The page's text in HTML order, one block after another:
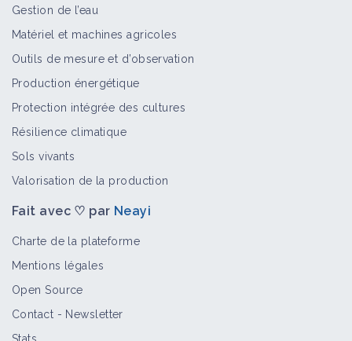
Semoir à betterave
Matériel et équipement
lames actives)
Gestion de l’eau
Matériel et machines agricoles
Outils de mesure et d’observation
Production énergétique
Protection intégrée des cultures
Résilience climatique
Sols vivants
Valorisation de la production
Fait avec ♡ par Neayi
Charte de la plateforme
Mentions légales
Open Source
Contact - Newsletter